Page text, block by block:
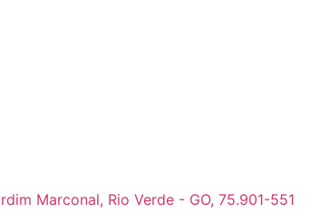
Marconal, Rio Verde - GO, 75.901-551